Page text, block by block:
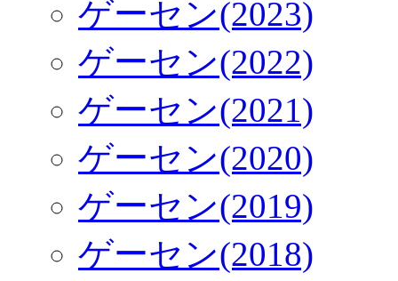
ゲーセン(2023)
ゲーセン(2022)
ゲーセン(2021)
ゲーセン(2020)
ゲーセン(2019)
ゲーセン(2018)